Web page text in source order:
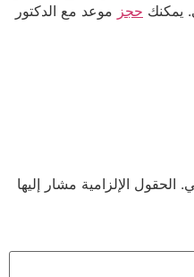
يمكنك حجز موعد مع الدكتور
الحقول الإلزامية مشار إليها